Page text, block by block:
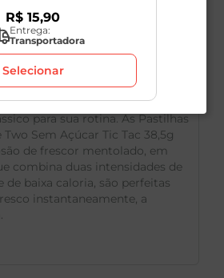
para sua rotina. As Pastilhas
Two Sem Açúcar Tic Tac 38,5g
de frescor mentolado, em
combina duas intensidades de
de baixa caloria, são perfeitas
instantaneamente, a
R$ 15,90
Entrega:
Transportadora
Selecionar